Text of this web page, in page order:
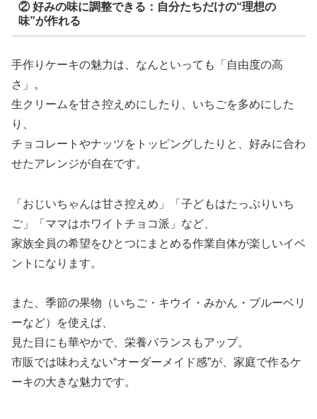
② 好みの味に調整できる：自分たちだけの“理想の
味”が作れる
手作りケーキの魅力は、なんといっても「自由度の高
さ」。
生クリームを甘さ控えめにしたり、いちごを多めにした
り、
チョコレートやナッツをトッピングしたりと、好みに合わ
せたアレンジが自在です。
「おじいちゃんは甘さ控えめ」「子どもはたっぷりいち
ご」「ママはホワイトチョコ派」など、
家族全員の希望をひとつにまとめる作業自体が楽しいイベ
ントになります。
また、季節の果物（いちご・キウイ・みかん・ブルーベリ
ーなど）を使えば、
見た目にも華やかで、栄養バランスもアップ。
市販では味わえない“オーダーメイド感”が、家庭で作るケ
ーキの大きな魅力です。